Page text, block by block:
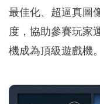
最佳化、超逼真圖
度，協助參賽玩家
機成為頂級遊戲機。